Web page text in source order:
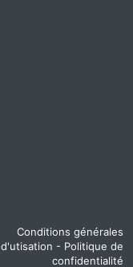
Conditions générales
d'utisation - Politique de
confidentialité